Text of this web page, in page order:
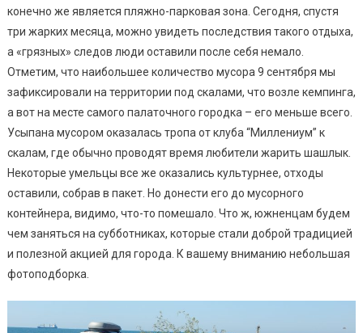
Отдыха
В
конечно же является пляжно-парковая зона. Сегодня, спустя
три жарких месяца, можно увидеть последствия такого отдыха,
а «грязных» следов люди оставили после себя немало.
Отметим, что наибольшее количество мусора 9 сентября мы
зафиксировали на территории под скалами, что возле кемпинга,
а вот на месте самого палаточного городка – его меньше всего.
Усыпана мусором оказалась тропа от клуба “Миллениум” к
скалам, где обычно проводят время любители жарить шашлык.
Некоторые умельцы все же оказались культурнее, отходы
оставили, собрав в пакет. Но донести его до мусорного
контейнера, видимо, что-то помешало. Что ж, южненцам будем
чем заняться на субботниках, которые стали доброй традицией
и полезной акцией для города. К вашему вниманию небольшая
фотоподборка.